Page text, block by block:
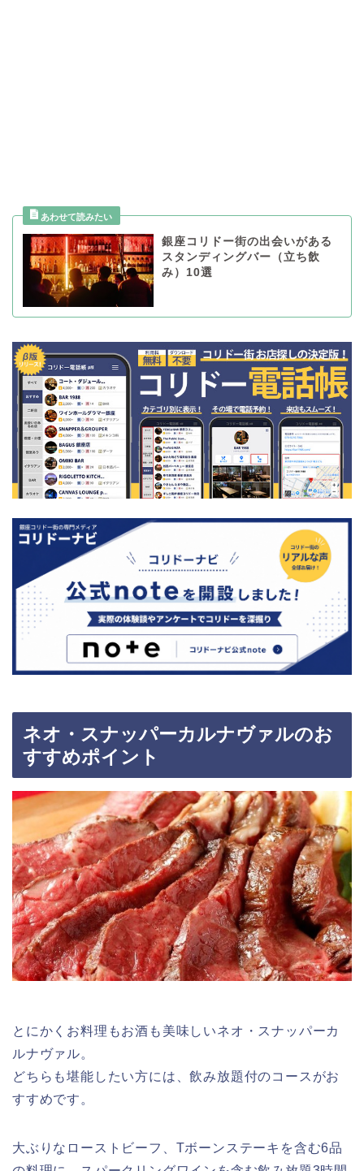
銀座コリドー街の出会いがある
スタンディングバー（立ち飲
み）10選
ネオ・スナッパーカルナヴァルのお
すすめポイント
とにかくお料理もお酒も美味しいネオ・スナッパーカ
ルナヴァル。
どちらも堪能したい方には、飲み放題付のコースがお
すすめです。
大ぶりなローストビーフ、Tボーンステーキを含む6品